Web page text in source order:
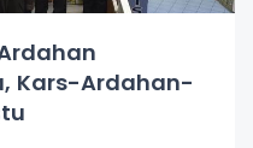
Ardahan
Kars-Ardahan-